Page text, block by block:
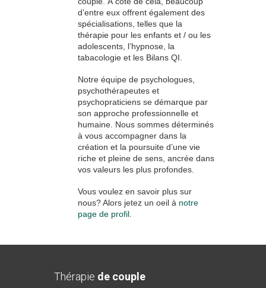
d’entre eux offrent également des
spécialisations, telles que la
thérapie pour les enfants et / ou les
adolescents, l’hypnose, la
tabacologie et les Bilans QI.
Notre équipe de psychologues,
psychothérapeutes et
psychopraticiens se démarque par
son approche professionnelle et
humaine. Nous sommes déterminés
à vous accompagner dans la
création et la poursuite d’une vie
riche et pleine de sens, ancrée dans
vos valeurs les plus profondes.
Vous voulez en savoir plus sur
nous? Alors jetez un oeil à notre
page de profil
Thérapie de couple